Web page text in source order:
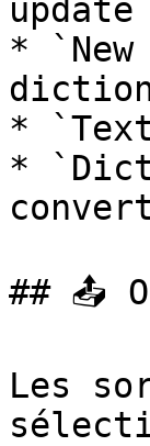
update
*
*
*
## 📤
Les